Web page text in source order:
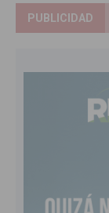
PUBLICIDAD